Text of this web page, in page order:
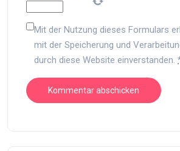
Mit der Nutzung dieses Formulars
mit der Speicherung und
durch diese Website einverstanden.